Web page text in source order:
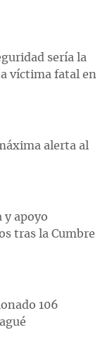
sería la
víctima fatal en
alerta al
y apoyo
tras la Cumbre
106